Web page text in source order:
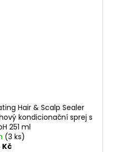
Hair & Scalp Sealer
kondicionační sprej s
251 ml
(3 ks)
Kč